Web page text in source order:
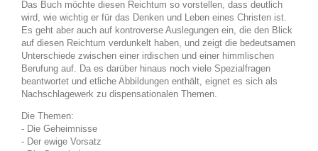
Das Buch möchte diesen Reichtum so vorstellen, dass deutlich
wird, wie wichtig er für das Denken und Leben eines Christen ist.
Es geht aber auch auf kontroverse Auslegungen ein, die den Blick
auf diesen Reichtum verdunkelt haben, und zeigt die bedeutsamen
Unterschiede zwischen einer irdischen und einer himmlischen
Berufung auf. Da es darüber hinaus noch viele Spezialfragen
beantwortet und etliche Abbildungen enthält, eignet es sich als
Nachschlagewerk zu dispensationalen Themen.
Die Themen:
- Die Geheimnisse
- Der ewige Vorsatz